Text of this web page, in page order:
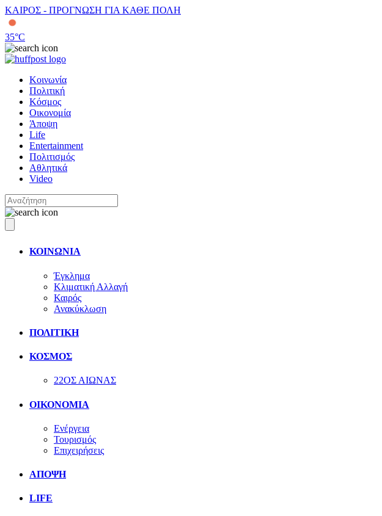
ΚΑΙΡΟΣ - ΠΡΟΓΝΩΣΗ ΓΙΑ ΚΑΘΕ ΠΟΛΗ
35°C
Κοινωνία
Πολιτική
Κόσμος
Οικονομία
Άποψη
Life
Entertainment
Πολιτισμός
Αθλητικά
Video
ΚΟΙΝΩΝΙΑ
Έγκλημα
Κλιματική Αλλαγή
Καιρός
Ανακύκλωση
ΠΟΛΙΤΙΚΗ
ΚΟΣΜΟΣ
22ΟΣ ΑΙΩΝΑΣ
ΟΙΚΟΝΟΜΙΑ
Ενέργεια
Τουρισμός
Επιχειρήσεις
ΑΠΟΨΗ
LIFE